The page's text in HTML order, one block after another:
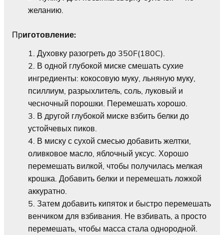
желанию.
Приготовление:
Духовку разогреть до 350F(180C).
В одной глубокой миске смешать сухие
ингредиенты: кокосовую муку, льняную муку,
псиллиум, разрыхлитель, соль, луковый и
чесночный порошки. Перемешать хорошо.
В другой глубокой миске взбить белки до
устойчевых пиков.
В миску с сухой смесью добавить желтки,
оливковое масло, яблочный уксус. Хорошо
перемешать вилкой, чтобы получилась мелкая
крошка. Добавить белки и перемешать ложкой
аккуратно.
Затем добавить кипяток и быстро перемешать
венчиком для взбивания. Не взбивать, а просто
перемешать, чтобы масса стала однородной.